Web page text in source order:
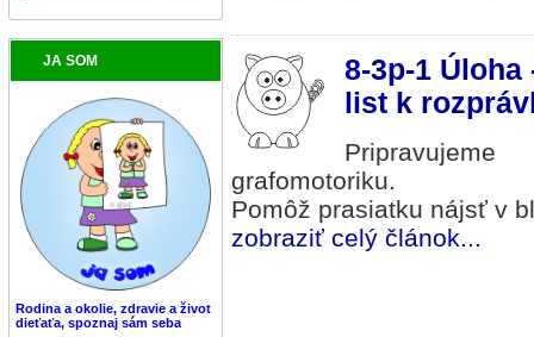
JA SOM
Rodina a okolie, zdravie a život
dieťaťa, spoznaj sám seba
8-3p-1
list k
grafomotoriku.
Pomôž prasiatku nájsť v
zobraziť celý článok...